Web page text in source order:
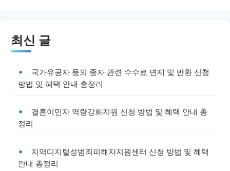
최신 글
국가유공자 등의 종자 관련 수수료 면제 및 반환 신청
방법 및 혜택 안내 총정리
결혼이민자 역량강화지원 신청 방법 및 혜택 안내 총
정리
지역디지털성범죄피해자지원센터 신청 방법 및 혜택
안내 총정리